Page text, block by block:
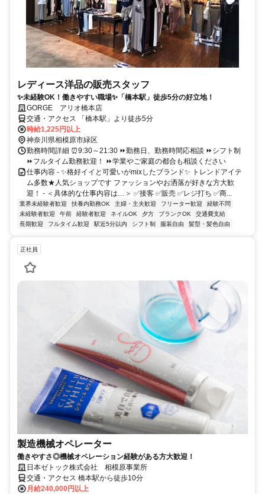
レディース洋品の販売スタッフ
✨未経験OK！働きやすい職場✨「橋本駅」徒歩5分の好立地！
GORGE アリオ橋本店
交通・アクセス 「橋本駅」より徒歩5分
時給1,225円以上
神奈川県相模原市緑区
勤務時間詳細 ⏰9:30～21:30 ⏩勤務日、勤務時間応相談 ⏩シフト制
⏩フルタイム勤務歓迎！ ⏩学業やご家庭の都合も相談ください
仕事内容 - ✨格好イイと可愛いがmixしたブランド✨ トレンドアイテ
ム多数★人気ショップです ファッションやお洒落が好きな方大歓
迎！ - ＜具体的な仕事内容は…＞ ✅接客 ✅販売 ✅レジ打ち ✅商...
業界未経験者歓迎 扶養内勤務OK 主婦・主夫歓迎 フリーター歓迎
経験不問
未経験者歓迎
午前 経験者歓迎 ネイルOK 夕方 ブランクOK
交通費支給
長期歓迎
フルタイム歓迎 駅近5分以内 シフト制 服装自由 髪型・髪色自由
正社員
製造機械オペレーター
働きやすさ◎機械オペレーション経験がある方大歓迎！
日本ゼトック株式会社 相模原事業所
交通・アクセス 橋本駅から徒歩10分
月給240,000円以上